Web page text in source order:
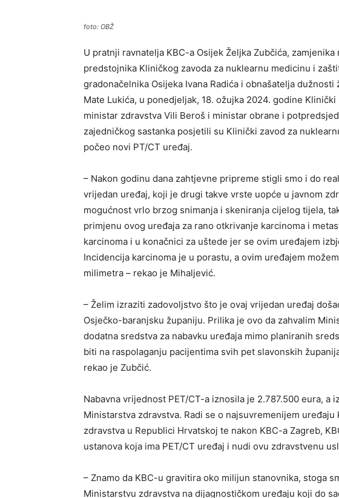
foto: OBŽ
U pratnji ravnatelja KBC-a Osijek Željka Zubčića,
predstojnika Kliničkog zavoda za nuklearnu medicinu i
gradonačelnika Osijeka Ivana Radića i obnašatelja
Mate Lukića, u ponedjeljak, 18. ožujka 2024. godine
ministar zdravstva Vili Beroš i ministar obrane i
zajedničkog sastanka posjetili su Klinički zavod za
počeo novi PT/CT uređaj.
– Nakon godinu dana zahtjevne pripreme stigli smo i do
vrijedan uređaj, koji je drugi takve vrste uopće u javnom
mogućnost vrlo brzog snimanja i skeniranja cijelog tijela,
primjenu ovog uređaja za rano otkrivanje karcinoma i
karcinoma i u konačnici za uštede jer se ovim uređajem
Incidencija karcinoma je u porastu, a ovim uređajem
milimetra – rekao je Mihaljević.
– Želim izraziti zadovoljstvo što je ovaj vrijedan uređaj
Osječko-baranjsku županiju. Prilika je ovo da zahvalim
dodatna sredstva za nabavku uređaja mimo planiranih
biti na raspolaganju pacijentima svih pet slavonskih
rekao je Zubčić.
Nabavna vrijednost PET/CT-a iznosila je 2.787.500 eura, a
Ministarstva zdravstva. Radi se o najsuvremenijem
zdravstva u Republici Hrvatskoj te nakon KBC-a Zagreb,
ustanova koja ima PET/CT uređaj i nudi ovu zdravstvenu
– Znamo da KBC-u gravitira oko milijun stanovnika, stoga
Ministarstvu zdravstva na dijagnostičkom uređaju koji do